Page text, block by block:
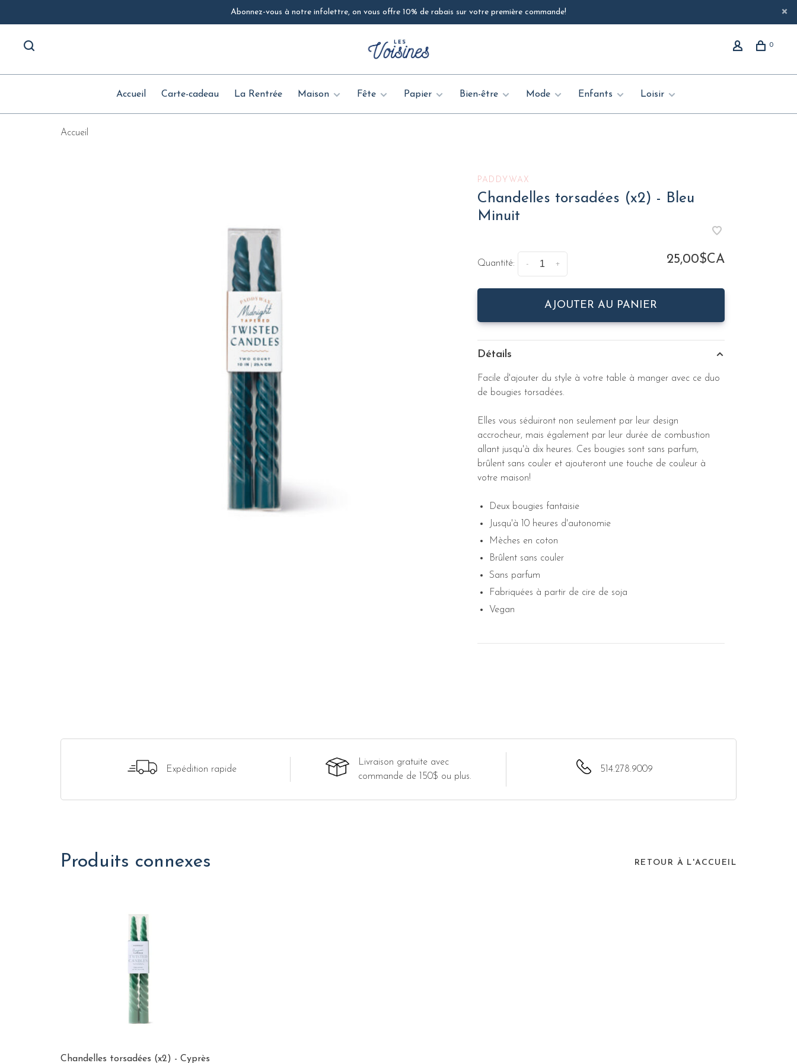
Abonnez-vous à notre infolettre, on vous offre 10% de rabais sur votre première commande!
0
Accueil Carte-cadeau La Rentrée Maison Fête Papier Bien-être Mode Enfants Loisir
Accueil
PADDYWAX
Chandelles torsadées (x2) - Bleu
Minuit
Quantité: +
- 25,00$CA
AJOUTER AU PANIER
Détails
Facile d'ajouter du style à votre table à manger avec ce duo
de bougies torsadées.
Elles vous séduiront non seulement par leur design
accrocheur, mais également par leur durée de combustion
allant jusqu'à dix heures. Ces bougies sont sans parfum,
brûlent sans couler et ajouteront une touche de couleur à
votre maison!
Deux bougies fantaisie
Jusqu'à 10 heures d'autonomie
Mèches en coton
Brûlent sans couler
Sans parfum
Fabriquées à partir de cire de soja
Vegan
Expédition rapide
Livraison gratuite avec
commande de 150$ ou plus.
514.278.9009
Produits connexes RETOUR À L'ACCUEIL
Chandelles torsadées (x2) - Cyprès